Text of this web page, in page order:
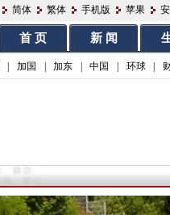
简体 繁体 手机版 苹果
首 页 新 闻
加国 加东 中国 环球